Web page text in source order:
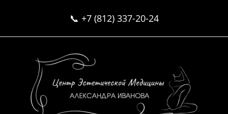
📞 +7 (812) 337-20-24